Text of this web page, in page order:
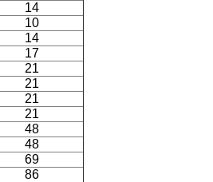
14
10
14
17
21
21
21
21
48
48
69
86